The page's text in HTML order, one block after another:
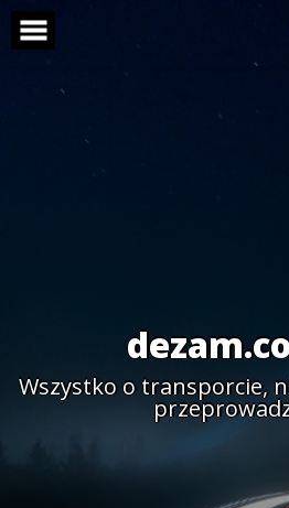
Skip
content
Wszystko o transporcie,